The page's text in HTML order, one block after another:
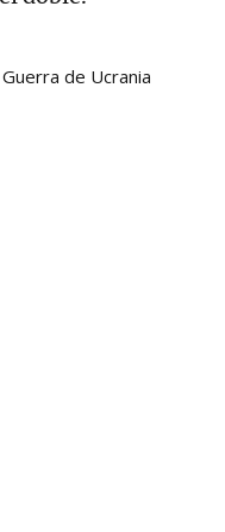
Guerra de Ucrania